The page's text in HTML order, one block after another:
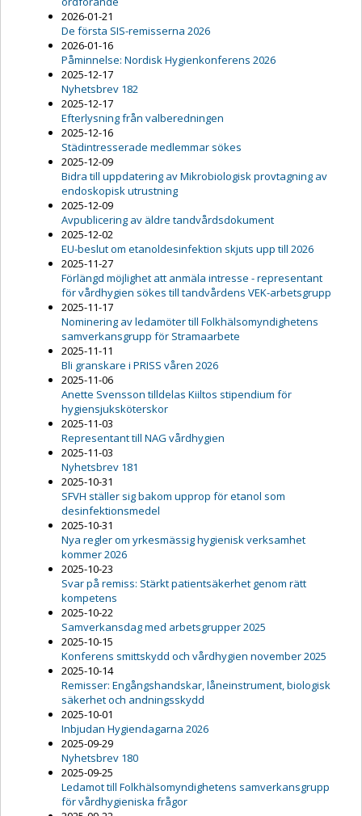
2026-01-21
De första SIS-remisserna 2026
2026-01-16
Påminnelse: Nordisk Hygienkonferens 2026
2025-12-17
Nyhetsbrev 182
2025-12-17
Efterlysning från valberedningen
2025-12-16
Städintresserade medlemmar sökes
2025-12-09
Bidra till uppdatering av Mikrobiologisk provtagning av
endoskopisk utrustning
2025-12-09
Avpublicering av äldre tandvårdsdokument
2025-12-02
EU-beslut om etanoldesinfektion skjuts upp till 2026
2025-11-27
Förlängd möjlighet att anmäla intresse - representant
för vårdhygien sökes till tandvårdens VEK-arbetsgrupp
2025-11-17
Nominering av ledamöter till Folkhälsomyndighetens
samverkansgrupp för Stramaarbete
2025-11-11
Bli granskare i PRISS våren 2026
2025-11-06
Anette Svensson tilldelas Kiiltos stipendium för
hygiensjuksköterskor
2025-11-03
Representant till NAG vårdhygien
2025-11-03
Nyhetsbrev 181
2025-10-31
SFVH ställer sig bakom upprop för etanol som
desinfektionsmedel
2025-10-31
Nya regler om yrkesmässig hygienisk verksamhet
kommer 2026
2025-10-23
Svar på remiss: Stärkt patientsäkerhet genom rätt
kompetens
2025-10-22
Samverkansdag med arbetsgrupper 2025
2025-10-15
Konferens smittskydd och vårdhygien november 2025
2025-10-14
Remisser: Engångshandskar, låneinstrument, biologisk
säkerhet och andningsskydd
2025-10-01
Inbjudan Hygiendagarna 2026
2025-09-29
Nyhetsbrev 180
2025-09-25
Ledamot till Folkhälsomyndighetens samverkansgrupp
för vårdhygieniska frågor